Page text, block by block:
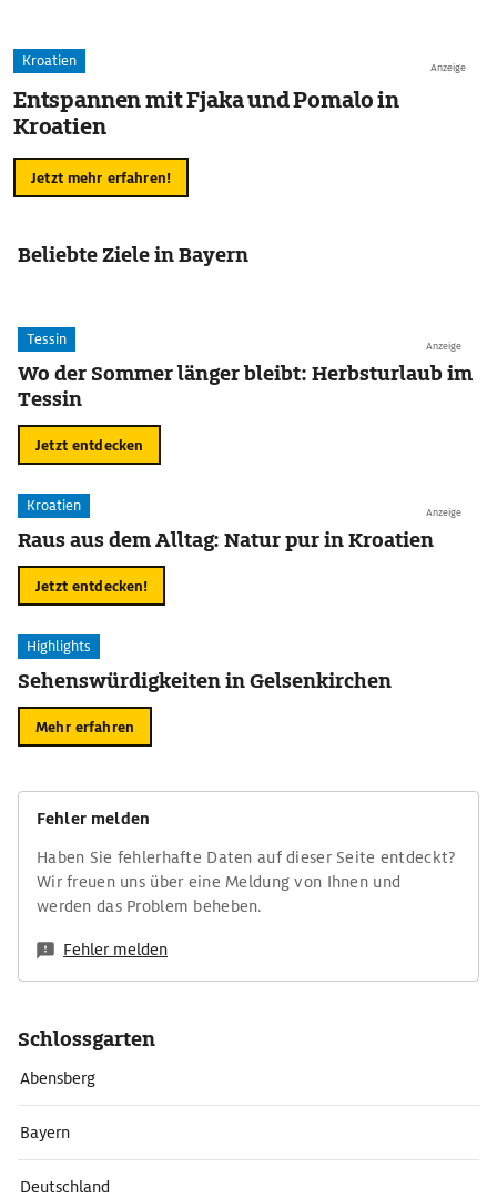
Anzeige
Kroatien
Entspannen mit Fjaka und Pomalo in
Kroatien
Jetzt mehr erfahren!
Beliebte Ziele in Bayern
Anzeige
Tessin
Wo der Sommer länger bleibt: Herbsturlaub im
Tessin
Jetzt entdecken
Anzeige
Kroatien
Raus aus dem Alltag: Natur pur in Kroatien
Jetzt entdecken!
Highlights
Sehenswürdigkeiten in Gelsenkirchen
Mehr erfahren
Fehler melden
Haben Sie fehlerhafte Daten auf dieser Seite entdeckt?
Wir freuen uns über eine Meldung von Ihnen und
werden das Problem beheben.
Fehler melden
Schlossgarten
Abensberg
Bayern
Deutschland